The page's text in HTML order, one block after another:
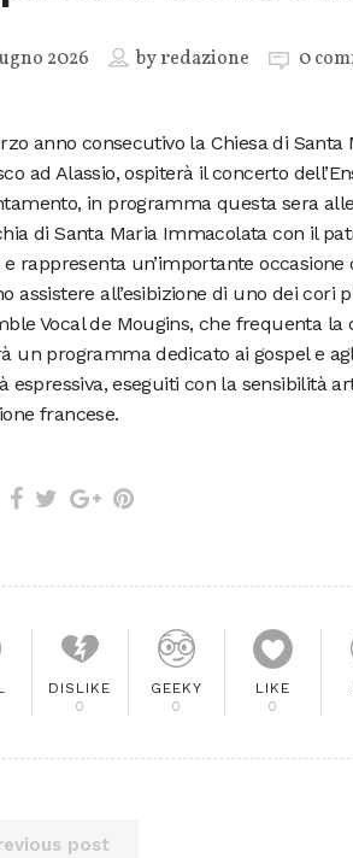
2026 byredazione 0
anno consecutivo la Chiesa di
ad Alassio, ospiterà il concerto
in programma questa sera
di Santa Maria Immacolata con il
e rappresenta un’importante
assistere all’esibizione di uno dei
Vocal de Mougins, che frequenta
un programma dedicato ai gospel e
espressiva, eseguiti con la sensibilità
francese.
DISLIKE
0
GEEKY
0
LIKE
0
post